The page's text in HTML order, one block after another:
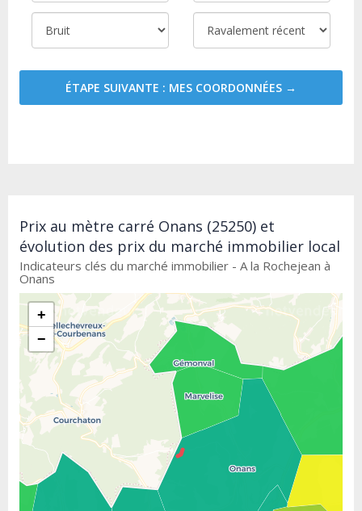
ÉTAPE SUIVANTE : MES COORDONNÉES →
Prix au mètre carré Onans (25250) et
évolution des prix du marché immobilier local
Indicateurs clés du marché immobilier - A la Rochejean à
Onans
+
−